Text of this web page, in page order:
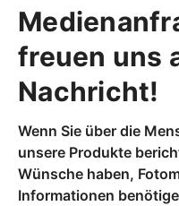
freuen uns
Nachricht!
Wenn Sie über die
unsere Produkte
Wünsche haben,
Informationen